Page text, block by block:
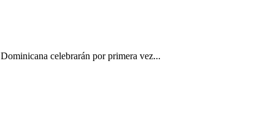
celebrarán por primera vez...